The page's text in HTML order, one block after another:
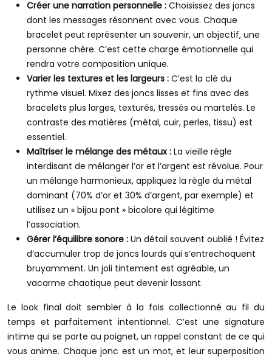
Créer une narration personnelle : Choisissez des joncs
dont les messages résonnent avec vous. Chaque
bracelet peut représenter un souvenir, un objectif, une
personne chère. C’est cette charge émotionnelle qui
rendra votre composition unique.
Varier les textures et les largeurs : C’est la clé du
rythme visuel. Mixez des joncs lisses et fins avec des
bracelets plus larges, texturés, tressés ou martelés. Le
contraste des matières (métal, cuir, perles, tissu) est
essentiel.
Maîtriser le mélange des métaux : La vieille règle
interdisant de mélanger l’or et l’argent est révolue. Pour
un mélange harmonieux, appliquez la règle du métal
dominant (70% d’or et 30% d’argent, par exemple) et
utilisez un « bijou pont » bicolore qui légitime
l’association.
Gérer l’équilibre sonore : Un détail souvent oublié ! Évitez
d’accumuler trop de joncs lourds qui s’entrechoquent
bruyamment. Un joli tintement est agréable, un
vacarme chaotique peut devenir lassant.
Le look final doit sembler à la fois collectionné au fil du
temps et parfaitement intentionnel. C’est une signature
intime qui se porte au poignet, un rappel constant de ce qui
vous anime. Chaque jonc est un mot, et leur superposition